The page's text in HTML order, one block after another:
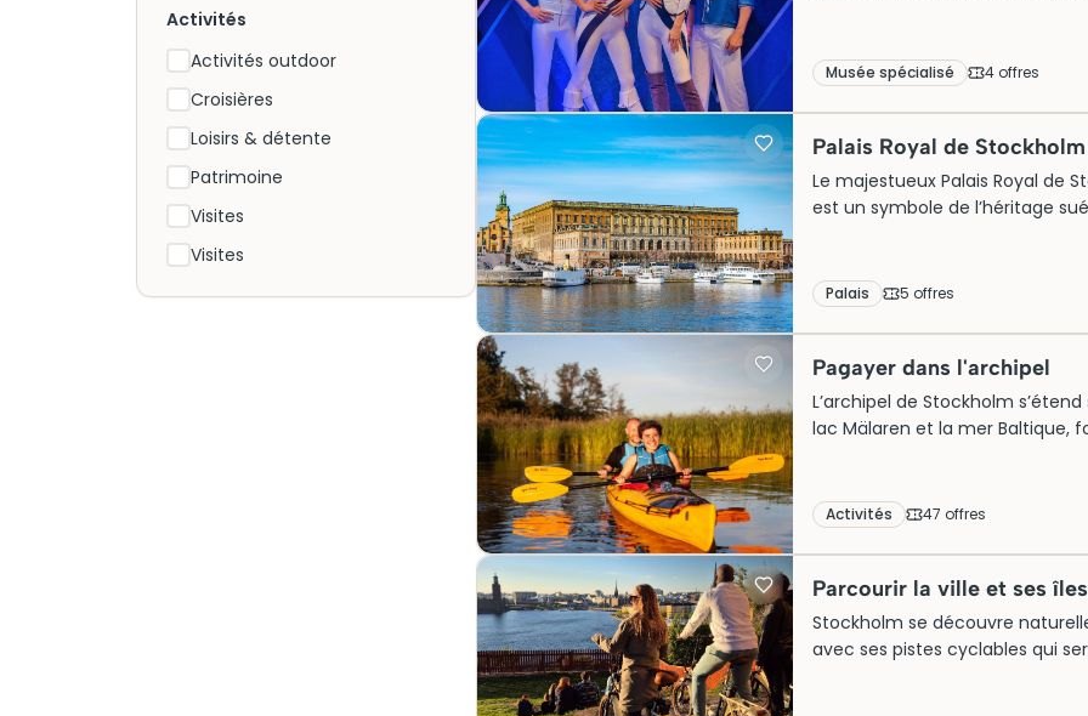
Activités
Activités outdoor
Croisières
Loisirs & détente
Patrimoine
Visites
Visites
captivantes. Initialement
aujourd’hui une attraction
à l’avance pour une visite
Musée spécialisé 4 offres
Palais Royal de Stockholm
Le majestueux Palais Royal de
est un symbole de l’héritage
utilisé pour des cérémonies
touristique ne cesse de croître.
des somptueux appartements
Palais 5 offres
Pagayer dans l'archipel
L’archipel de Stockholm
lac Mälaren et la mer Baltique,
phoques gris dans leur habitat
idéalement à hauteur d’eau.
toutes les informations pour
Activités 47 offres
Parcourir la ville et ses
Stockholm se découvre
avec ses pistes cyclables qui